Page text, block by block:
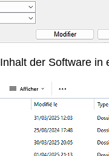
der Software in